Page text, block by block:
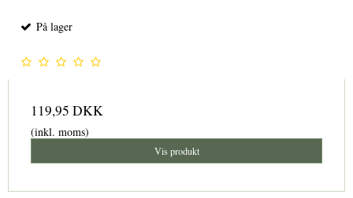
På lager
119,95 DKK
(inkl. moms)
Vis produkt